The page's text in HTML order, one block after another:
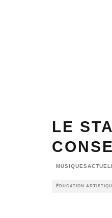
LE
ÉDUCATION